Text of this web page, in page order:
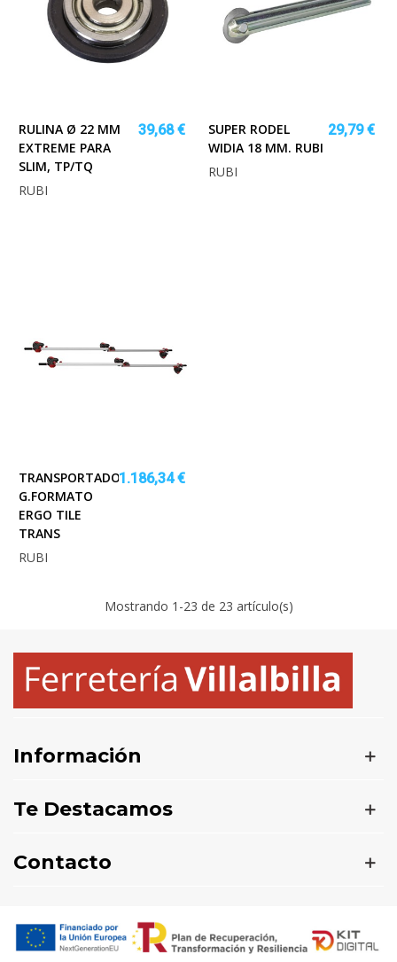
RULINA Ø 22 MM
EXTREME PARA
SLIM, TP/TQ
39,68 €
RUBI
SUPER RODEL
WIDIA 18 MM. RUBI
29,79 €
RUBI
TRANSPORTADOR
G.FORMATO
ERGO TILE
TRANS
1.186,34 €
RUBI
Mostrando 1 -23 de 23 artículo(s)
Información
Te Destacamos
Contacto